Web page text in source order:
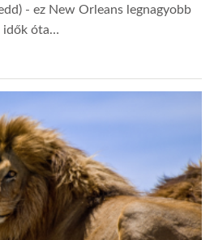
- ez New Orleans legnagyobb
idők óta…